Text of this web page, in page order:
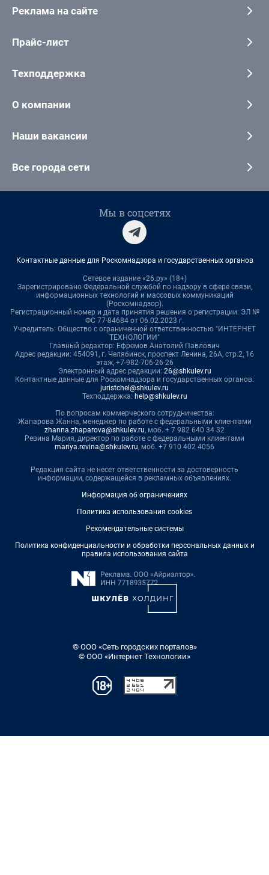
Реклама на сайте
Прайс-лист
Техподдержка
О компании
Наши вакансии
Все города сети
Мы в соцсетях
Контактные данные для Роскомнадзора и государственных органов
Сетевое издание «26.ру» (18+)
Зарегистрировано Федеральной службой по надзору в сфере связи,
информационных технологий и массовых коммуникаций
(Роскомнадзор).
Регистрационный номер и дата принятия решения о регистрации: ЭЛ №
ФС 77-84684 от 06.02.2023 г.
Учредитель: Общество с ограниченной ответственностью "ИНТЕРНЕТ
ТЕХНОЛОГИИ"
Главный редактор: Ефремов Анатолий Павлович
Адрес редакции: 454091, г. Челябинск, проспект Ленина, 26А, стр.2, 16
этаж, +7-982-706-26-26
Электронный адрес редакции: 26@shkulev.ru
Контактные данные для Роскомнадзора и государственных органов:
juristchel@shkulev.ru
Техподдержка: help@shkulev.ru
По вопросам коммерческого сотрудничества:
Жапарова Жанна, менеджер по работе с федеральными клиентами
zhanna.zhaparova@shkulev.ru, моб. + 7 982 640 34 32
Ревина Мария, директор по работе с федеральными клиентами
mariya.revina@shkulev.ru, моб. +7 910 402 4056
Редакция сайта не несет ответственности за достоверность
информации, содержащейся в рекламных объявлениях.
Информация об ограничениях
Политика использования cookies
Рекомендательные системы
Политика конфиденциальности и обработки персональных данных и
правила использования сайта
© ООО «Сеть городских порталов»
© ООО «Интернет Технологии»